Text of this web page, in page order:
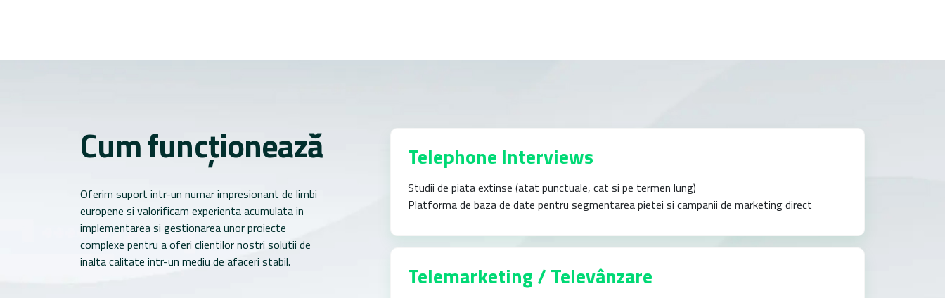
Cum funcționează
Oferim suport intr-un numar impresionant de limbi
europene si valorificam experienta acumulata in
implementarea si gestionarea unor proiecte
complexe pentru a oferi clientilor nostri solutii de
inalta calitate intr-un mediu de afaceri stabil.
Telephone Interviews
Studii de piata extinse (atat punctuale, cat si pe termen lung)
Platforma de baza de date pentru segmentarea pietei si campanii de marketing direct
Telemarketing / Televânzare